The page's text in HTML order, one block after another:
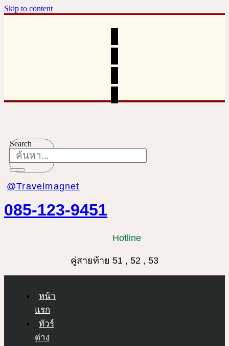
Skip to content
Search
@Travelmagnet
085-123-9451
Hotline
คู่สายท้าย 51 , 52 , 53
หน้า
แรก
ทัวร์
ต่าง